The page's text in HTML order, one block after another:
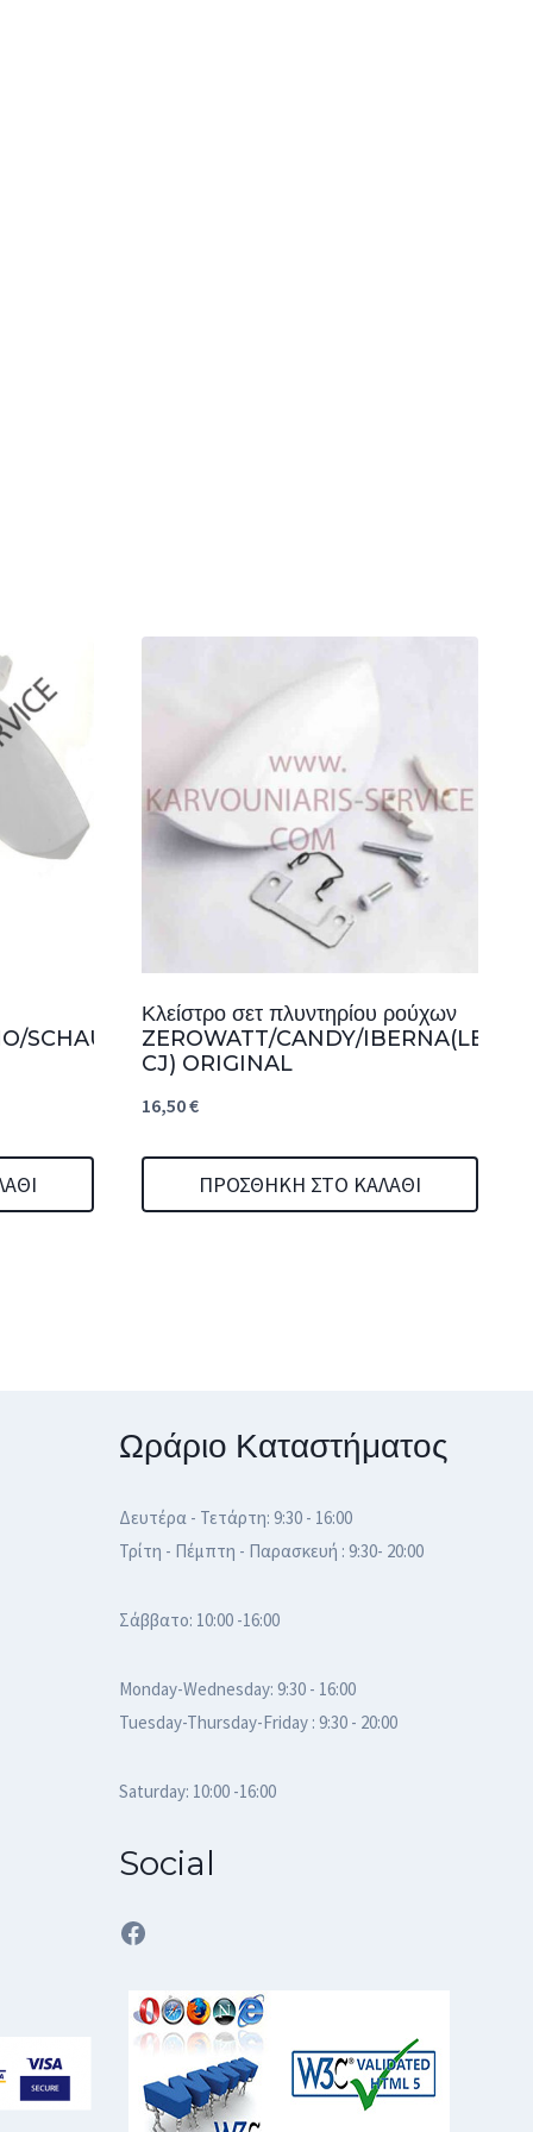
SCHAUB
Κλείστρο σετ πλυντηρίου ρούχων
ZEROWATT/CANDY/
CJ) ORIGINAL
16,50€
ΠΡΟΣΘΉΚΗ ΣΤΟ ΚΑΛΆΘΙ
Ωράριο Καταστήματος
Δευτέρα - Τετάρτη: 9:30 - 16:00
Τρίτη - Πέμπτη - Παρασκευή : 9:30- 20:00
Σάββατο: 10:00 -16:00
Monday-Wednesday: 9:30 - 16:00
Tuesday-Thursday-Friday : 9:30 - 20:00
Saturday: 10:00 -16:00
Social
Facebook